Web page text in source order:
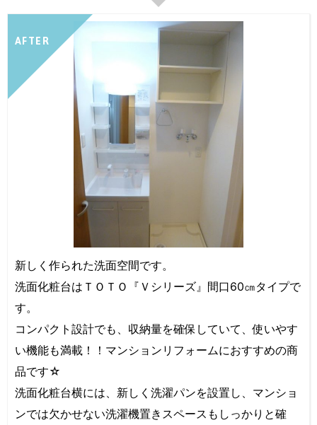
AFTER
新しく作られた洗面空間です。
洗面化粧台はＴＯＴＯ『Ｖシリーズ』間口60㎝タイプで
す。
コンパクト設計でも、収納量を確保していて、使いやす
い機能も満載！！マンションリフォームにおすすめの商
品です☆
洗面化粧台横には、新しく洗濯パンを設置し、マンショ
ンでは欠かせない洗濯機置きスペースもしっかりと確